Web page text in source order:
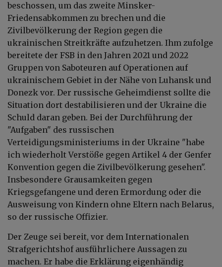
beschossen, um das zweite Minsker-
Friedensabkommen zu brechen und die
Zivilbevölkerung der Region gegen die
ukrainischen Streitkräfte aufzuhetzen. Ihm zufolge
bereitete der FSB in den Jahren 2021 und 2022
Gruppen von Saboteuren auf Operationen auf
ukrainischem Gebiet in der Nähe von Luhansk und
Donezk vor. Der russische Geheimdienst sollte die
Situation dort destabilisieren und der Ukraine die
Schuld daran geben. Bei der Durchführung der
"Aufgaben" des russischen
Verteidigungsministeriums in der Ukraine "habe
ich wiederholt Verstöße gegen Artikel 4 der Genfer
Konvention gegen die Zivilbevölkerung gesehen".
Insbesondere Grausamkeiten gegen
Kriegsgefangene und deren Ermordung oder die
Ausweisung von Kindern ohne Eltern nach Belarus,
so der russische Offizier.
Der Zeuge sei bereit, vor dem Internationalen
Strafgerichtshof ausführlichere Aussagen zu
machen. Er habe die Erklärung eigenhändig